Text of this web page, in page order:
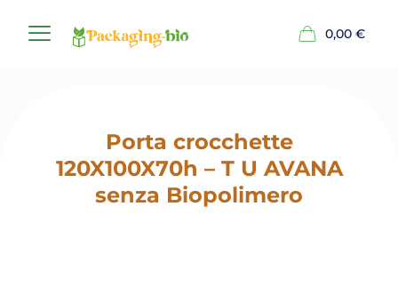
0,00 €
Porta crocchette
120X100X70h – T U AVANA
senza Biopolimero